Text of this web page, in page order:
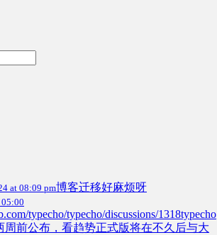
at 08:09 pm博客迁移好麻烦呀
typecho/typecho/discussions/1318typecho
周前公布，看趋势正式版将在不久后与大